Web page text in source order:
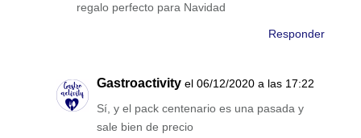
regalo perfecto para Navidad
Responder
Gastroactivity el 06/12/2020 a las 17:22
Sí, y el pack centenario es una pasada y
sale bien de precio